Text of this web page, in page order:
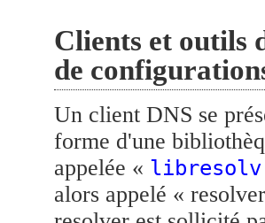
Clients et outils
de
Un client DNS se
forme d'une
appelée « libresolv
alors appelé «